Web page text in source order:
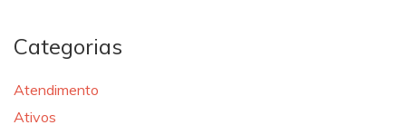
Categorias
Atendimento
Ativos